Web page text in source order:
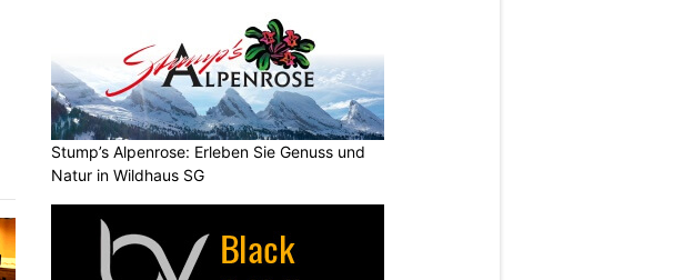
Stump’s Alpenrose: Erleben Sie Genuss und
Natur in Wildhaus SG